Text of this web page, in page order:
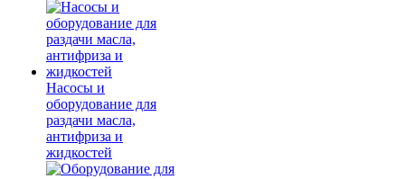
Насосы и
оборудование для
раздачи масла,
антифриза и
жидкостей